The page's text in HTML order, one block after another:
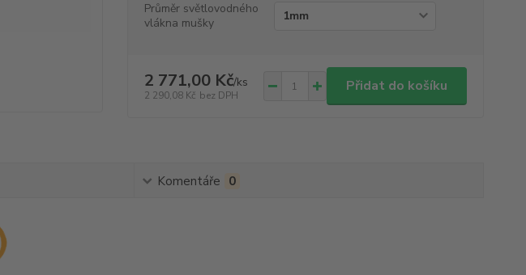
Průměr světlovodného
vlákna mušky
2 771,00 Kč/ks
2 290,08 Kč bez DPH
Přidat do košíku
Komentáře 0